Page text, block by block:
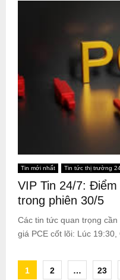
Tin mới nhất Tin tức thị trường
VIP Tin 24/7:
trong phiên 30/5
Các tin tức quan trọng
giá PCE cốt lõi: Lúc 19:30,
Posts
1 2 … 23